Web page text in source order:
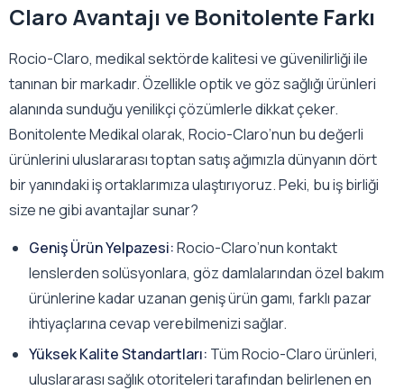
Claro Avantajı ve Bonitolente Farkı
Rocio-Claro, medikal sektörde kalitesi ve güvenilirliği ile
tanınan bir markadır. Özellikle optik ve göz sağlığı ürünleri
alanında sunduğu yenilikçi çözümlerle dikkat çeker.
Bonitolente Medikal olarak, Rocio-Claro’nun bu değerli
ürünlerini uluslararası toptan satış ağımızla dünyanın dört
bir yanındaki iş ortaklarımıza ulaştırıyoruz. Peki, bu iş birliği
size ne gibi avantajlar sunar?
Geniş Ürün Yelpazesi:Rocio-Claro’nun kontakt
lenslerden solüsyonlara, göz damlalarından özel bakım
ürünlerine kadar uzanan geniş ürün gamı, farklı pazar
ihtiyaçlarına cevap verebilmenizi sağlar.
Yüksek Kalite Standartları: Tüm Rocio-Claro ürünleri,
uluslararası sağlık otoriteleri tarafından belirlenen en